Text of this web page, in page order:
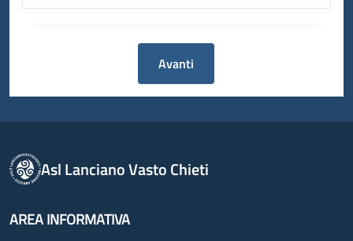
Avanti
Asl Lanciano Vasto Chieti
AREA INFORMATIVA